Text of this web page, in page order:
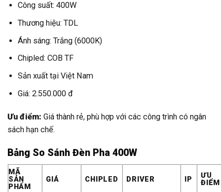
Công suất: 400W
Thương hiệu: TDL
Ánh sáng: Trắng (6000K)
Chipled: COB TF
Sản xuất tại Việt Nam
Giá: 2.550.000 đ
Ưu điểm: Giá thành rẻ, phù hợp với các công trình có ngân
sách hạn chế.
Bảng So Sánh Đèn Pha 400W
MÃ
SẢN
PHẨM
GIÁ CHIPLED DRIVER IP
ƯU
ĐIỂM